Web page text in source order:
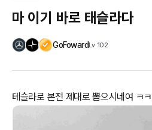
마 이기 바로 태슬라다
GoFowardLv 102
테슬라로 본전 제대로 뽑으시네여 ㅋㅋ